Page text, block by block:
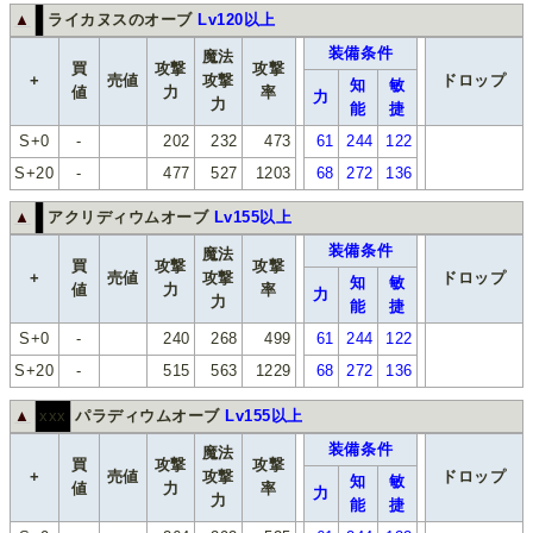
▲ ライカヌスのオーブ Lv120以上
+
買
値
売値
攻撃
力
魔法
攻撃
力
攻撃
率
装備条件
ドロップ
力
知
能
敏
捷
S+0
- 202 232 473 61 244
122
S+20
- 477 527 1203 68 272 136
▲ アクリディウムオーブ Lv155以上
+
買
値
売値
攻撃
力
魔法
攻撃
力
攻撃
率
装備条件
ドロップ
力
知
能
敏
捷
S+0
- 240 268 499 61 244
122
S+20
- 515 563 1229 68 272 136
▲ xxx パラディウムオーブLv155以上
+
買
値
売値
攻撃
力
魔法
攻撃
力
攻撃
率
装備条件
ドロップ
力
知
能
敏
捷